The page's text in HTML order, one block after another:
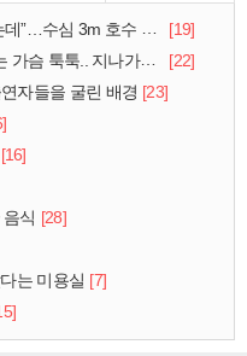
호수 뛰어든 60대 의인
[19]
.. 지나가던 아재의 정체
[22]
자들을 굴린 배경 [23]
[16]
식 [28]
는 미용실 [7]